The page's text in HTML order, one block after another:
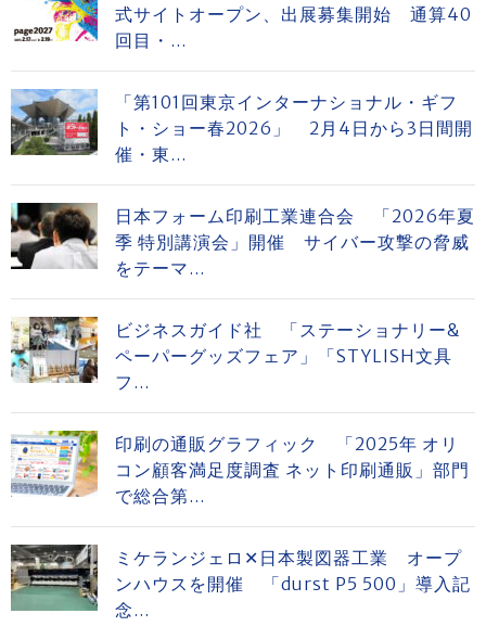
式サイトオープン、出展募集開始 通算40
回目・...
「第101回東京インターナショナル・ギフ
ト・ショー春2026」 2月4日から3日間開
催・東...
日本フォーム印刷工業連合会 「2026年夏
季 特別講演会」開催 サイバー攻撃の脅威
をテーマ...
ビジネスガイド社 「ステーショナリー&
ペーパーグッズフェア」「STYLISH文具
フ...
印刷の通販グラフィック 「2025年 オリ
コン顧客満足度調査 ネット印刷通販」部門
で総合第...
ミケランジェロ✕日本製図器工業 オープ
ンハウスを開催 「durst P5 500」導入記
念...